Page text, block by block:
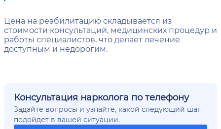
Цена на реабилитацию складывается из
стоимости консультаций, медицинских процедур и
работы специалистов, что делает лечение
доступным и недорогим.
Консультация нарколога по телефону
Задайте вопросы и узнайте, какой следующий шаг
подойдёт в вашей ситуации.